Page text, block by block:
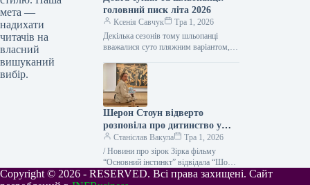
мета —
надихати
читачів на
власний
вишуканий
вибір.
головний писк літа 2026
Ксенія Савчук
Тра 1, 2026
Декілька сезонів тому шльопанці
вважалися суто пляжним варіантом,
міському гардеробі і навіть на
червоних хідниках.…
Шерон Стоун відверто
розповіла про дитинство у
злиднях
Станіслав Вакула
Тра 1, 2026
/ Новини про зірок Зірка фільму
“Основний інстинкт” відвідала “Шоу
Дрю Беррімор”, де дала свіже
Copyright © 2026 - RESERVED. Всі права захищені. Сайт